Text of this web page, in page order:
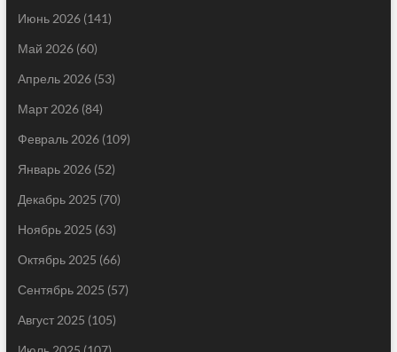
Июнь 2026(141)
Май 2026(60)
Апрель 2026(53)
Март 2026(84)
Февраль 2026(109)
Январь 2026(52)
Декабрь 2025 (70)
Ноябрь 2025 (63)
Октябрь 2025 (66)
Сентябрь 2025 (57)
Август 2025 (105)